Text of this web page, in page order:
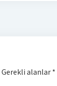
Gerekli alanlar *